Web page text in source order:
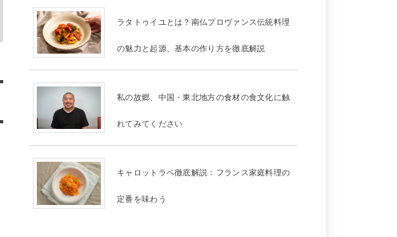
ラタトゥイユとは？南仏プロヴァンス伝統料理
の魅力と起源、基本の作り方を徹底解説
私の故郷、中国・東北地方の食材の食文化に触
れてみてください
キャロットラペ徹底解説：フランス家庭料理の
定番を味わう